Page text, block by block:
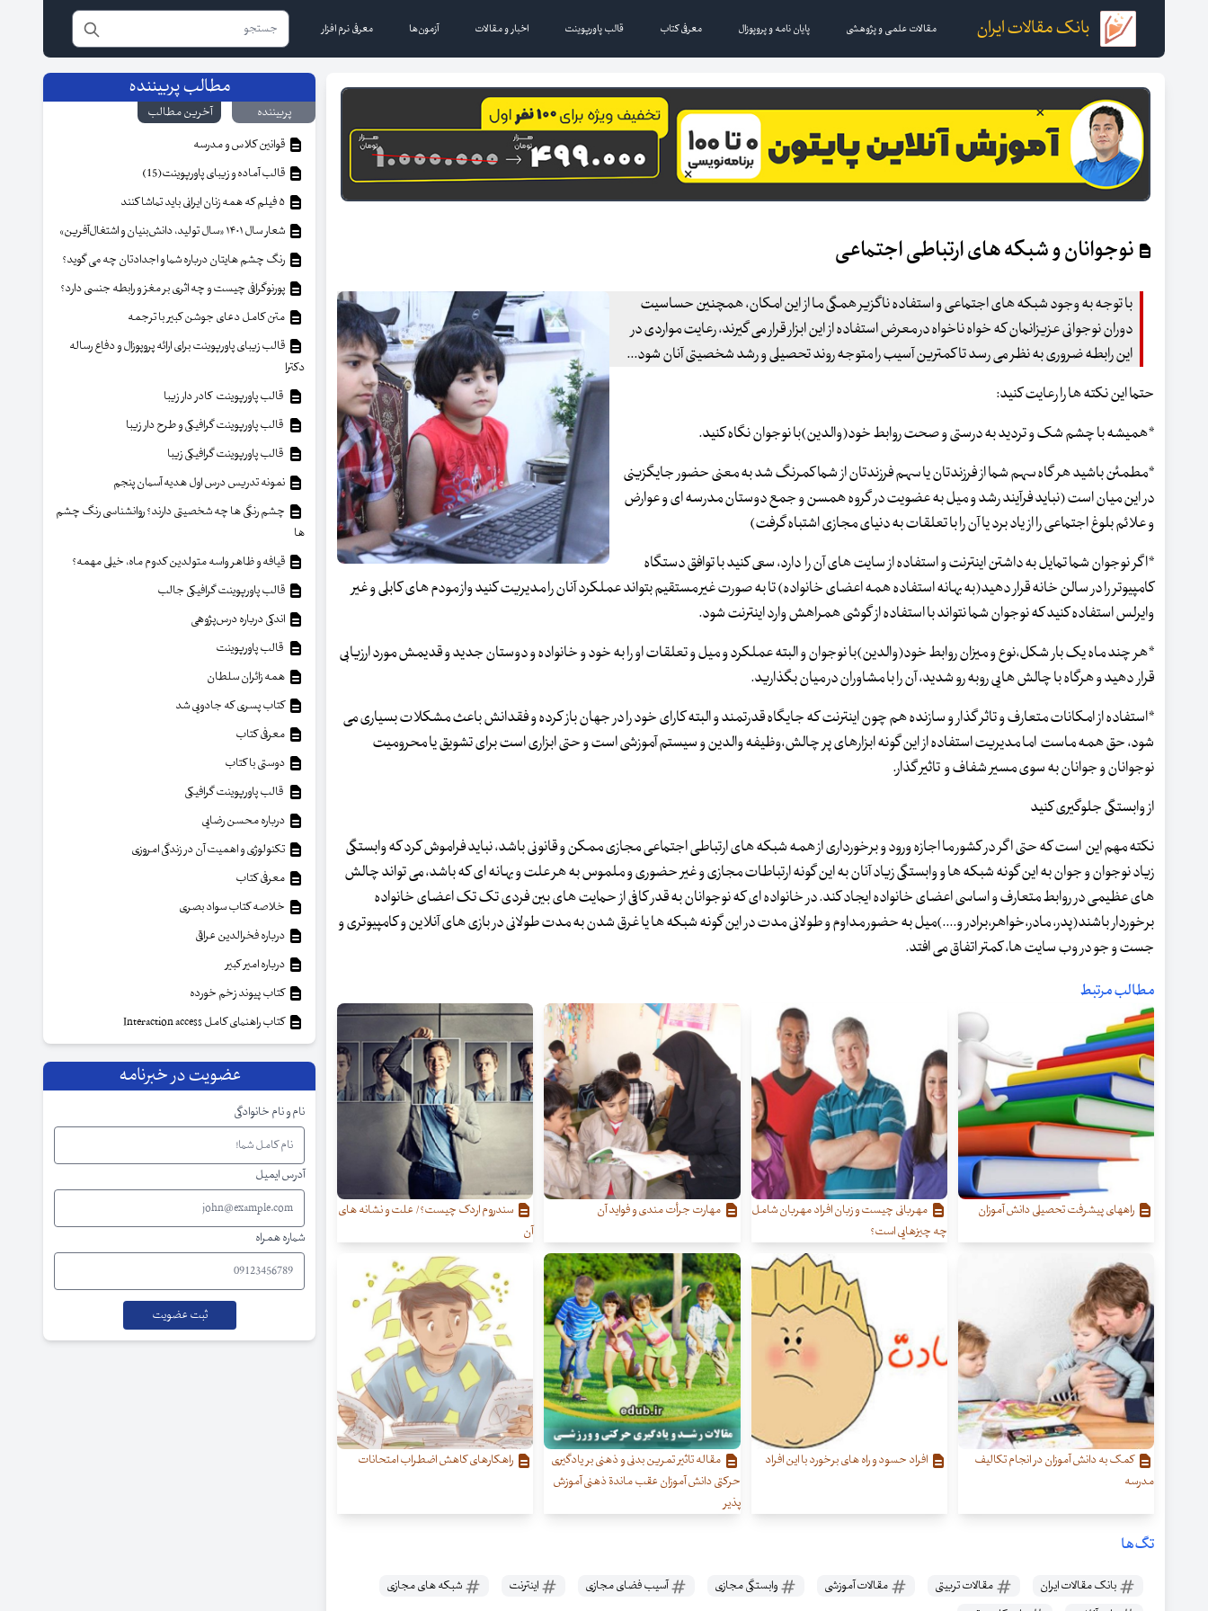
بانک مقالات ایران مقالات علمی و پژوهشی پایان نامه و پروپوزال معرفی کتاب قالب پاورپوینت اخبار و مقالات آزمون‌ها معرفی نرم افزار
نوجوانان و شبکه های ارتباطی اجتماعی
با توجه به وجود شبکه های اجتماعی و استفاده ناگزیر همگی ما از این امکان، همچنین حساسیت
دوران نوجوانی عزیزانمان که خواه ناخواه در معرض استفاده از این ابزار قرار می گیرند، رعایت مواردی در
این رابطه ضروری به نظر می رسد تا کمترین آسیب را متوجه روند تحصیلی و رشد شخصیتی آنان شود...
حتما این نکته ها را رعایت کنید:
*همیشه با چشم شک و تردید به درستی و صحت روابط خود(والدین)با نوجوان نگاه کنید.
*مطمئن باشید هر گاه سهم شما از فرزندتان یا سهم فرزندتان از شما کمرنگ شد به معنی حضور جایگزینی
در این میان است (نباید فرآیند رشد و میل به عضویت در گروه همسن و جمع دوستان مدرسه ای و عوارض
و علائم بلوغ اجتماعی را از یاد برد یا آن را با تعلقات به دنیای مجازی اشتباه گرفت)
*اگر نوجوان شما تمایل به داشتن اینترنت و استفاده از سایت های آن را دارد، سعی کنید با توافق دستگاه
کامپیوتر را در سالن خانه قرار دهید(به بهانه استفاده همه اعضای خانواده) تا به صورت غیر مستقیم بتواند عملکرد آنان را مدیریت کنید واز مودم های کابلی و غیر
وایرلس استفاده کنید که نوجوان شما نتواند با استفاده از گوشی همراهش وارد اینترنت شود.
*هر چند ماه یک بار شکل،نوع و میزان روابط خود(والدین)با نوجوان و البته عملکرد و میل و تعلقات او را به خود و خانواده و دوستان جدید و قدیمش مورد ارزیابی
قرار دهید و هرگاه با چالش هایی روبه رو شدید، آن را با مشاوران در میان بگذارید.
*استفاده از امکانات متعارف و تاثر گذار و سازنده هم چون اینترنت که جایگاه قدرتمند و البته کارای خود را در جهان باز کرده و فقدانش باعث مشکلات بسیاری می
شود، حق همه ماست اما مدیریت استفاده از این گونه ابزارهای پر چالش،وظیفه والدین و سیستم آموزشی است و حتی ابزاری است برای تشویق یا محرومیت
نوجوانان و جوانان به سوی مسیر شفاف و تاثیر گذار.
از وابستگی جلوگیری کنید
نکته مهم این است که حتی اگر در کشور ما اجازه ورود و برخورداری از همه شبکه های ارتباطی اجتماعی مجازی ممکن و قانونی باشد، نباید فراموش کرد که وابستگی
زیاد نوجوان و جوان به این گونه شبکه ها و وابستگی زیاد آنان به این گونه ارتباطات مجازی و غیر حضوری و ملموس به هر علت و بهانه ای که باشد، می تواند چالش
های عظیمی در روابط متعارف و اساسی اعضای خانواده ایجاد کند. در خانواده ای که نوجوانان به قدر کافی از حمایت های بین فردی تک تک اعضای خانواده
برخوردار باشند(پدر، مادر،خواهر،برادر و....)میل به حضور مداوم و طولانی مدت در این گونه شبکه ها یا غرق شدن به مدت طولانی در بازی های آنلاین و کامپیوتری و
جست و جو در وب سایت ها، کمتر اتفاق می افتد.
مطالب مرتبط
راههای پیشرفت تحصیلی دانش آموزان
مهربانی چیست و زبان افراد مهربان شامل
چه چیزهایی است؟
مهارت جرأت مندی و فواید آن
سندروم اردک چیست؟/ علت و نشانه های
آن
کمک به دانش آموزان در انجام تکالیف
مدرسه
افراد حسود و راه های برخورد با این افراد
مقاله تاثیر تمرین بدنی و ذهنی بر یادگیری
حرکتی دانش آموزان عقب ماندة ذهنی آموزش
پذیر
راهکارهای کاهش اضطراب امتحانات
تگ‌ها
بانک مقالات ایران مقالات تربیتی مقالات آموزشی وابستگی مجازی آسیب فضای مجازی اینترنت
شبکه های مجازی
مطالب پربیننده
پربیننده
آخرین مطالب
قوانین کلاس و مدرسه
قالب آماده و زیبای پاورپوینت(15)
شعار سال ۱۴۰۱ «سال تولید، دانش‌بنیان و اشتغال‌آفرین»
رنگ چشم هایتان درباره شما و اجدادتان چه می گوید؟
پورنوگرافی چیست و چه اثری بر مغز و رابطه جنسی دارد؟
متن کامل دعای جوشن کبیر با ترجمه
قالب زیبای پاورپوینت برای ارائه پروپوزال و دفاع رساله
دکترا
قالب پاورپوینت کادر دار زیبا
قالب پاورپوینت گرافیکی و طرح دار زیبا
قالب پاورپوینت گرافیکی زیبا
نمونه تدریس درس اول هدیه آسمان پنجم
چشم رنگی ها چه شخصیتی دارند؟ روانشناسی رنگ چشم
ها
قیافه و ظاهر واسه متولدین کدوم ماه، خیلی مهمه؟
قالب پاورپوینت گرافیکی جالب
اندکی درباره درس‌پژوهی
قالب پاورپوینت
همه زائران سلطان
کتاب پسری که جادویی شد
معرفی کتاب
دوستی با کتاب
قالب پاورپوینت گرافیکی
درباره محسن رضایی
تکنولوژی و اهمیت آن در زندگی امروزی
معرفی کتاب
خلاصه کتاب سواد بصری
درباره فخرالدین عراقی
درباره امیر کبیر
کتاب پیوند زخم خورده
کتاب راهنمای کامل Interaction access
عضویت در خبرنامه
نام و نام خانوادگی
آدرس ایمیل
شماره همراه